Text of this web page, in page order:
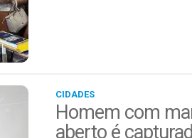
CIDADES
Homem com
aberto é